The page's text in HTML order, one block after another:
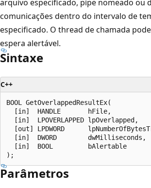
arquivo especificado, pipe nomeado ou
comunicações dentro do intervalo de
especificado. O thread de chamada
espera alertável.
Sintaxe
C++
BOOL GetOverlappedResultEx(
  [in]  HANDLE       hFile,
  [in]  LPOVERLAPPED lpOverlapped,
[out] LPDWORD
  [in]  DWORD        dwMilliseconds,
  [in]  BOOL         bAlertable
Parâmetros